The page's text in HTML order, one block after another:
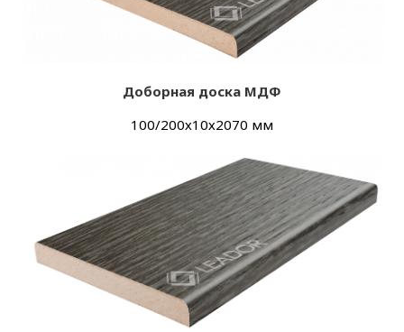
Доборная доска МДФ
100/200х10х2070 мм